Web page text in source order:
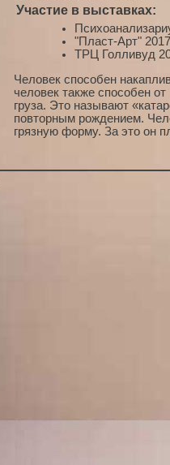
Участие в выставках:
"Пласт-Арт" 2017
ТРЦ Голливуд
Человек способен
человек также способен
груза. Это называют
повторным рождением.
грязную форму. За это он